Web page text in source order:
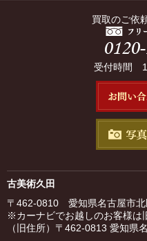
買取のご依
受付時間
古美術久田
〒462-0810 愛知県名古屋市北
※カーナビでお越しのお客様は
（旧住所）〒462-0813 愛知県